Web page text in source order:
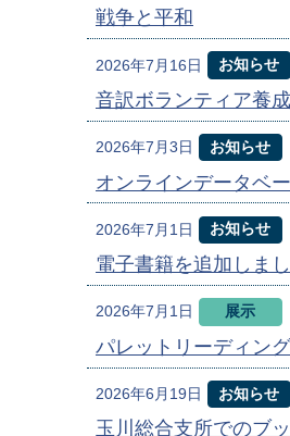
戦争と平和
2026年7月16日 お知らせ
音訳ボランティア養
2026年7月3日 お知らせ
オンラインデータベ
2026年7月1日 お知らせ
電子書籍を追加しま
2026年7月1日 展示
パレットリーディン
2026年6月19日 お知らせ
玉川総合支所でのブ